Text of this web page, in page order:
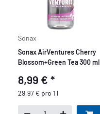
Sonax
Sonax AirVentures Cherry
Blossom+Green Tea 300 ml
8,99 €*
29,97 € pro 1 l